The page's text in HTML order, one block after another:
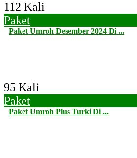
112 Kali
Paket
Paket Umroh Desember 2024 Di ...
95 Kali
Paket
Paket Umroh Plus Turki Di ...